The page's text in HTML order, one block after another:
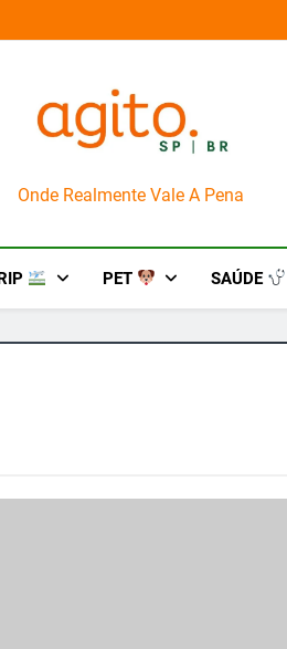
e arte
AgitoSP
Onde Realmente Vale A Pena
PET SAÚDE